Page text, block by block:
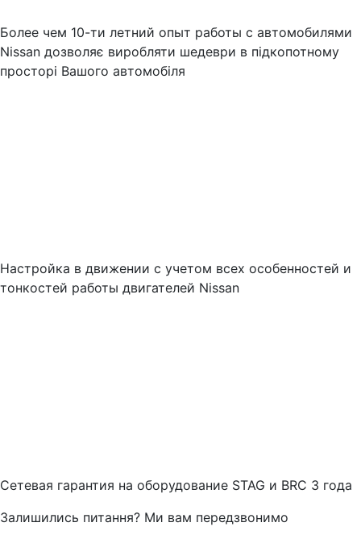
Более чем 10-ти летний опыт работы с автомобилями
Nissan дозволяє виробляти шедеври в підкопотному
просторі Вашого автомобіля
Настройка в движении с учетом всех особенностей и
тонкостей работы двигателей Nissan
Cетевая гарантия на оборудование STAG и BRC 3 года
Залишились питання? Ми вам передзвонимо